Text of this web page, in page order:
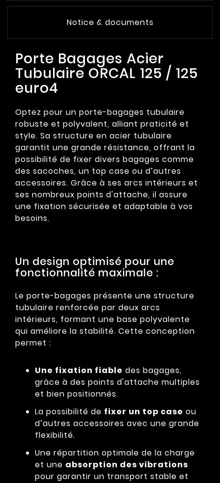
Notice & documents
Porte Bagages Acier
Tubulaire ORCAL 125 / 125
euro4
Optez pour un porte-bagages tubulaire
robuste et polyvalent, alliant praticité et
style. Sa structure en acier tubulaire
garantit une grande résistance, offrant la
possibilité de fixer divers bagages comme
des sacoches, un top case ou d’autres
accessoires. Grâce à ses arcs intérieurs et
ses nombreux points d'attache, il assure
une fixation sécurisée et adaptable à vos
besoins.
Un design optimisé pour une
fonctionnalité maximale :
Le porte-bagages présente une structure
tubulaire renforcée par deux arcs
intérieurs, formant une base polyvalente
qui améliore la stabilité. Cette conception
permet :
Une fixation fiable des bagages,
grâce à des points d'attache multiples
et bien positionnés.
La possibilité de fixer un top case ou
d’autres accessoires avec une grande
flexibilité.
Une répartition optimale de la charge
et une absorption des vibrations
pour garantir un transport stable et